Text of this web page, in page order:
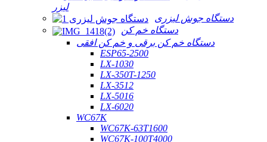
لیزر
دستگاه جوش لیزری
دستگاه خم کن
دستگاه خم کن برقی و خم کن افقی
ESP65-2500
LX-1030
LX-350T-1250
LX-3512
LX-5016
LX-6020
WC67K
WC67K-63T1600
WC67K-100T4000